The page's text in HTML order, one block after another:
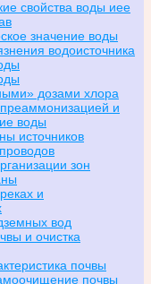
свойства воды иее
значение воды
водоисточника
дозами хлора
и
воды
источников
зон
и
вод
и очистка
почвы
почвы